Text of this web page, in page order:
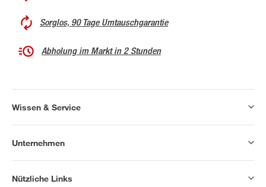
Sorglos, 90 Tage Umtauschgarantie
Abholung im Markt in 2 Stunden
Wissen & Service
Unternehmen
Nützliche Links